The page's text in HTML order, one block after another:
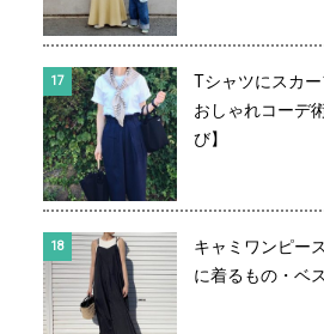
Tシャツにスカ
おしゃれコーデ
び】
キャミワンピー
に着るもの・ベ